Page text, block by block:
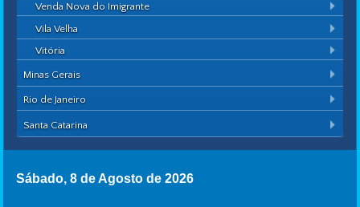
Venda Nova do Imigrante
Vila Velha
Vitória
Minas Gerais
Rio de Janeiro
Santa Catarina
Sábado, 8 de Agosto de 2026